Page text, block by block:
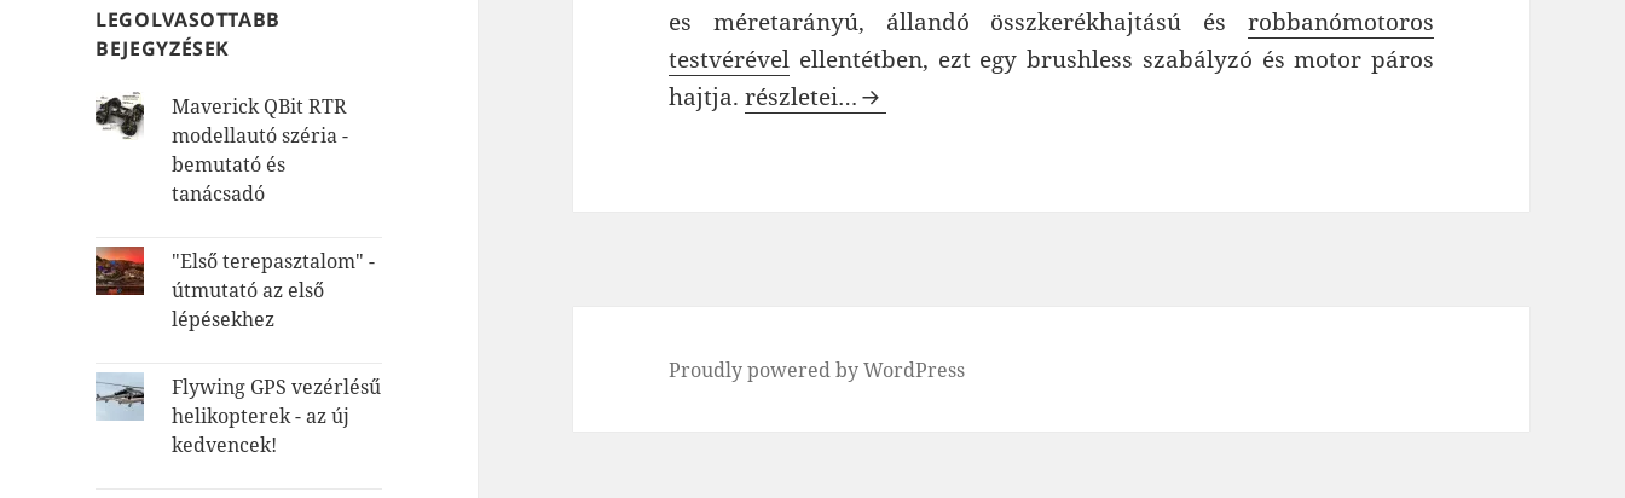
LEGOLVASOTTABB
BEJEGYZÉSEK
Maverick QBit RTR
modellautó széria -
bemutató és
tanácsadó
"Első terepasztalom" -
útmutató az első
lépésekhez
Flywing GPS vezérlésű
helikopterek - az új
kedvencek!
es méretarányú, állandó összkerékhajtású és robbanómotoros
testvérével ellentétben, ezt egy brushless szabályzó és motor páros
hajtja.HPI BULLET ST Flux modellautó
részletei…
Proudly powered by WordPress